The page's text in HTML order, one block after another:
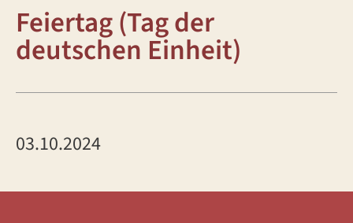
Feiertag (Tag der
deutschen Einheit)
03.10.2024